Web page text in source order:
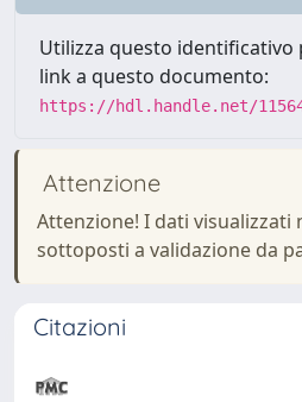
Utilizza questo identificativo
link a questo documento:
https://hdl.handle.net/
Attenzione
Attenzione! I dati visualizzati
sottoposti a validazione da
Citazioni